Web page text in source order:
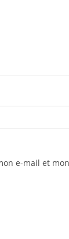
e-mail et